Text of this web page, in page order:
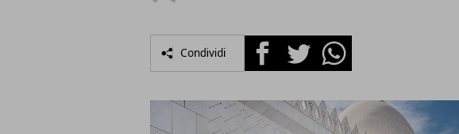
Condividi FacebookTwitterWhatsapp